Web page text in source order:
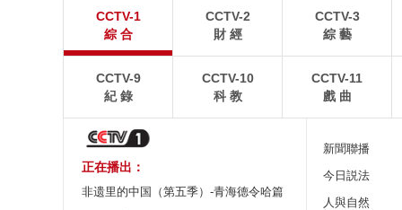
8月2日晚，江蘇張家港香山風景區燈光璀璨，市民和
游客前來賞夜景、逛集市。
8月1日，北京故宮博
CCTV-1
綜 合
CCTV-2
財 經
CCTV-3
綜 藝
CCTV-9
紀 錄
CCTV-10
科 教
CCTV-11
戲 曲
正在播出：
非遗里的中国（第五季）-青海德令哈篇
新聞聯播
今日説法
人與自然